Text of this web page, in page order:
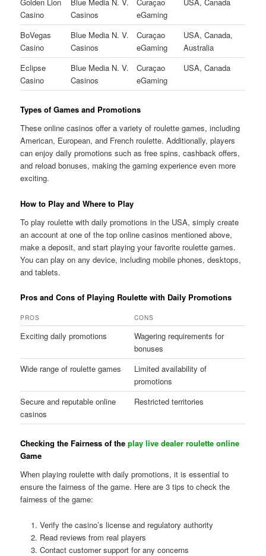
Casino
Casinos
eGaming
BoVegas
Casino
Blue Media N. V.
Casinos
Curaçao
eGaming
USA, Canada,
Australia
Eclipse
Casino
Blue Media N. V.
Casinos
Curaçao
eGaming
USA, Canada
Types of Games and Promotions
These online casinos offer a variety of roulette games, including
American, European, and French roulette. Additionally, players
can enjoy daily promotions such as free spins, cashback offers,
and reload bonuses, making the gaming experience even more
exciting.
How to Play and Where to Play
To play roulette with daily promotions in the USA, simply create
an account at one of the top online casinos mentioned above,
make a deposit, and start playing your favorite roulette games.
You can play on any device, including mobile phones, desktops,
and tablets.
Pros and Cons of Playing Roulette with Daily Promotions
PROS CONS
Exciting daily promotions
Wagering requirements for
bonuses
Wide range of roulette games
Limited availability of
promotions
Secure and reputable online
casinos
Restricted territories
Checking the Fairness of theplay live dealer roulette online
Game
When playing roulette with daily promotions, it is essential to
ensure the fairness of the game. Here are 3 tips to check the
fairness of the game:
Verify the casino’s license and regulatory authority
Read reviews from real players
Contact customer support for any concerns